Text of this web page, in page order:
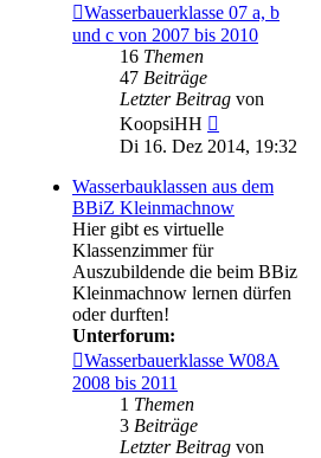
Wasserbauerklasse 07 a, b
und c von 2007 bis 2010
16 Themen
47 Beiträge
Letzter Beitrag von
KoopsiHH
Beitrag
Di 16. Dez 2014, 19:32
Wasserbauklassen aus dem
BBiZ Kleinmachnow
Hier gibt es virtuelle
Klassenzimmer für
Auszubildende die beim BBiz
Kleinmachnow lernen dürfen
oder durften!
Unterforum:
Wasserbauerklasse W08A
2008 bis 2011
1 Themen
3 Beiträge
Letzter Beitrag von